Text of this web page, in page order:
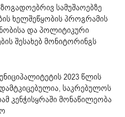
სამუშაოებზე
ხელშეწყობის პროგრამის
და პოლიტიკური
შესახებ მონიტორინგს
2023 წლის
საკრებულოს
კენჭისყრაში მონაწილეობა